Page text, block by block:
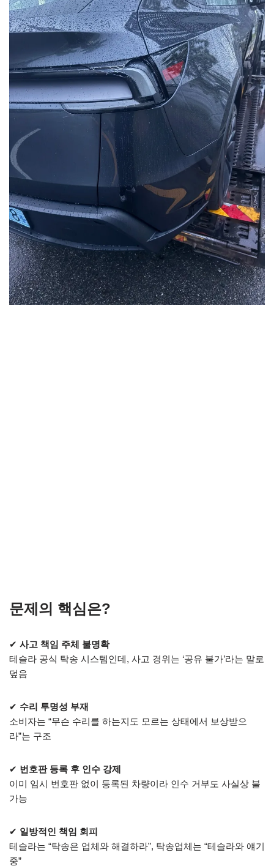
문제의 핵심은?
✔ 사고 책임 주체 불명확
테슬라 공식 탁송 시스템인데, 사고 경위는 ‘공유 불가’라는 말로
덮음
✔ 수리 투명성 부재
소비자는 “무슨 수리를 하는지도 모르는 상태에서 보상받으
라”는 구조
✔ 번호판 등록 후 인수 강제
이미 임시 번호판 없이 등록된 차량이라 인수 거부도 사실상 불
가능
✔ 일방적인 책임 회피
테슬라는 “탁송은 업체와 해결하라”, 탁송업체는 “테슬라와 얘기
중”